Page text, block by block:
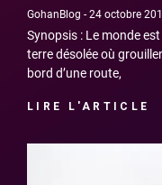
GohanBlog 24 octobre
Synopsis : Le monde
terre désolée où
bord d’une route,
LIRE L'ARTICLE